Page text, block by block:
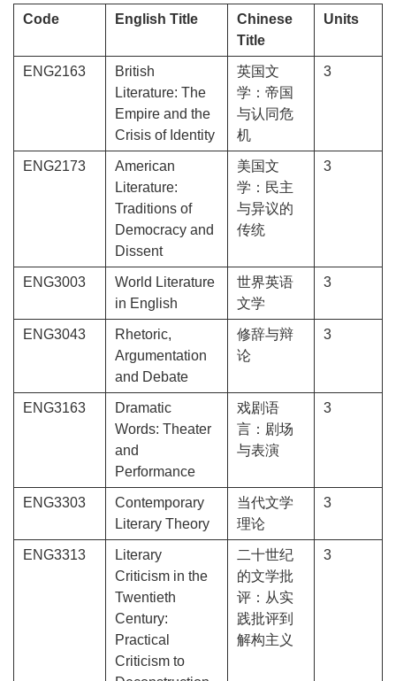
Code English Title
Chinese
Title
Units
ENG2163
British
Literature: The
Empire and the
Crisis of Identity
英国文
学：帝国
与认同危
机
3
ENG2173
American
Literature:
Traditions of
Democracy and
Dissent
美国文
学：民主
与异议的
传统
3
ENG3003
World Literature
in English
世界英语
文学
3
ENG3043
Rhetoric,
Argumentation
and Debate
修辞与辩
论
3
ENG3163
Dramatic
Words: Theater
and
Performance
戏剧语
言：剧场
与表演
3
ENG3303
Contemporary
Literary Theory
当代文学
理论
3
ENG3313
Literary
Criticism in the
Twentieth
Century:
Practical
Criticism to
二十世纪
的文学批
评：从实
践批评到
解构主义
3